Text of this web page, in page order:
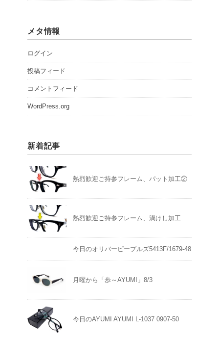
メタ情報
ログイン
投稿フィード
コメントフィード
WordPress.org
新着記事
熱烈歓迎ご持参フレーム、パット加工②
熱烈歓迎ご持参フレーム、渦けし加工
今日のオリバーピープルズ5413F/1679-48
月曜から「歩～AYUMI」8/3
今日のAYUMI AYUMI L-1037 0907-50